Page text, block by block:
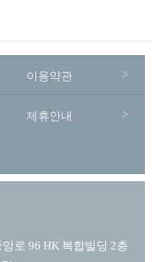
이용약관
제휴안내
로 96 HK 복합빌딩 2층